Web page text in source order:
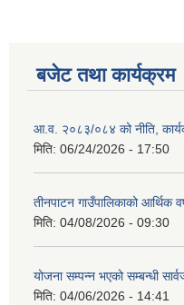
बजेट तथा कार्यक्रम
आ.व. २०८३/०८४ को नीति,
मिति: 06/24/2026 - 17:50
तीनपाटन गाउँपालिकाको आर्थिक
मिति: 04/08/2026 - 09:30
योजना सम्पन्न भएको सम्बन्धी
मिति: 04/06/2026 - 14:41